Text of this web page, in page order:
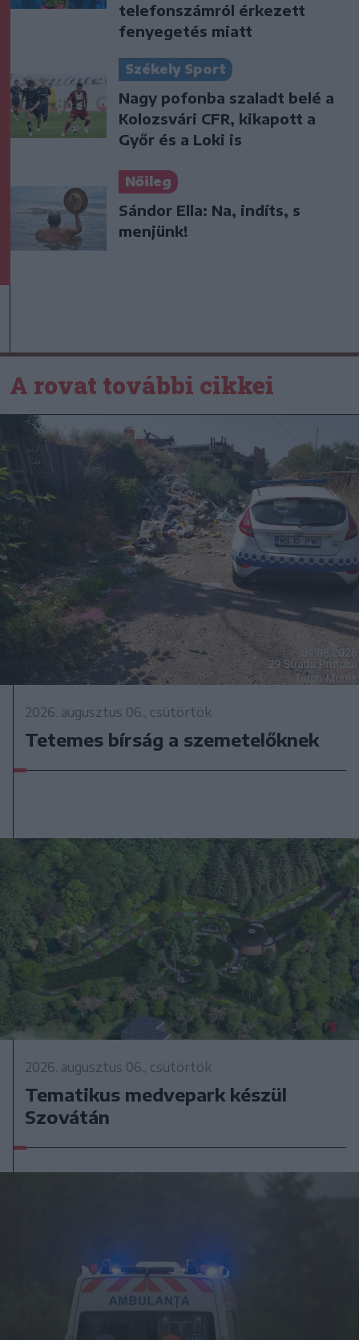
telefonszámról érkezett
fenyegetés miatt
Székely Sport
Nagy pofonba szaladt belé a
Kolozsvári CFR, kikapott a
Győr és a Loki is
Nőileg
Sándor Ella: Na, indíts, s
menjünk!
A rovat további cikkei
2026. augusztus 06., csütörtök
Tetemes bírság a szemetelőknek
2026. augusztus 06., csütörtök
Tematikus medvepark készül
Szovátán